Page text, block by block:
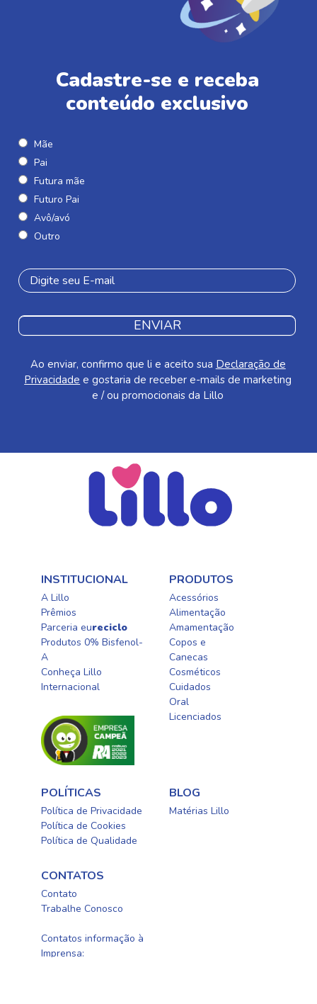
Cadastre-se e receba
conteúdo exclusivo
Mãe
Pai
Futura mãe
Futuro Pai
Avô/avó
Outro
ENVIAR
Ao enviar, confirmo que li e aceito sua Declaração de
Privacidade e gostaria de receber e-mails de marketing
e / ou promocionais da Lillo
INSTITUCIONAL
A Lillo
Prêmios
Parceria eureciclo
Produtos 0% Bisfenol-
A
Conheça Lillo
Internacional
PRODUTOS
Acessórios
Alimentação
Amamentação
Copos e
Canecas
Cosméticos
Cuidados
Oral​
Licenciados​
POLÍTICAS
Política de Privacidade
Política de Cookies
Política de Qualidade
BLOG
Matérias Lillo
CONTATOS
Contato
Trabalhe Conosco
Contatos informação à
Imprensa: